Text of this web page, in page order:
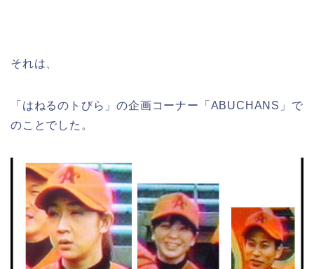
それは、
「はねるのトびら」の企画コーナー「ABUCHANS」で
のことでした。